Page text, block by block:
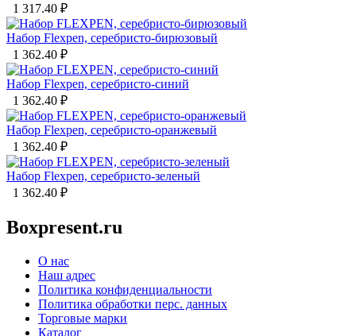
1 317.40 ₽
Набор Flexpen, серебристо-бирюзовый
1 362.40 ₽
Набор Flexpen, серебристо-синий
1 362.40 ₽
Набор Flexpen, серебристо-оранжевый
1 362.40 ₽
Набор Flexpen, серебристо-зеленый
1 362.40 ₽
Boxpresent.ru
О нас
Наш адрес
Политика конфиденциальности
Политика обработки перс. данных
Торговые марки
Каталог